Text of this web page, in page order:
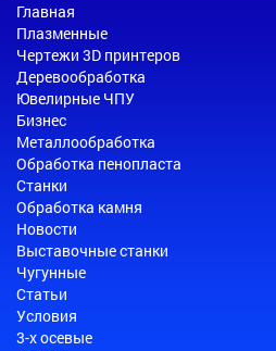
Главная
Плазменные
Чертежи 3D принтеров
Деревообработка
Ювелирные ЧПУ
Бизнес
Металлообработка
Обработка пенопласта
Станки
Обработка камня
Новости
Выставочные станки
Чугунные
Статьи
Условия
3-х осевые